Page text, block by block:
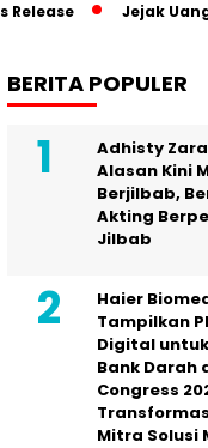
Jejak Uang Haram
BERITA POPULER
Adhisty
Alasan Kini
Berjilbab,
Akting
Jilbab
Haier
Tampilkan
Digital
Bank Darah
Congress
Mitra Solusi